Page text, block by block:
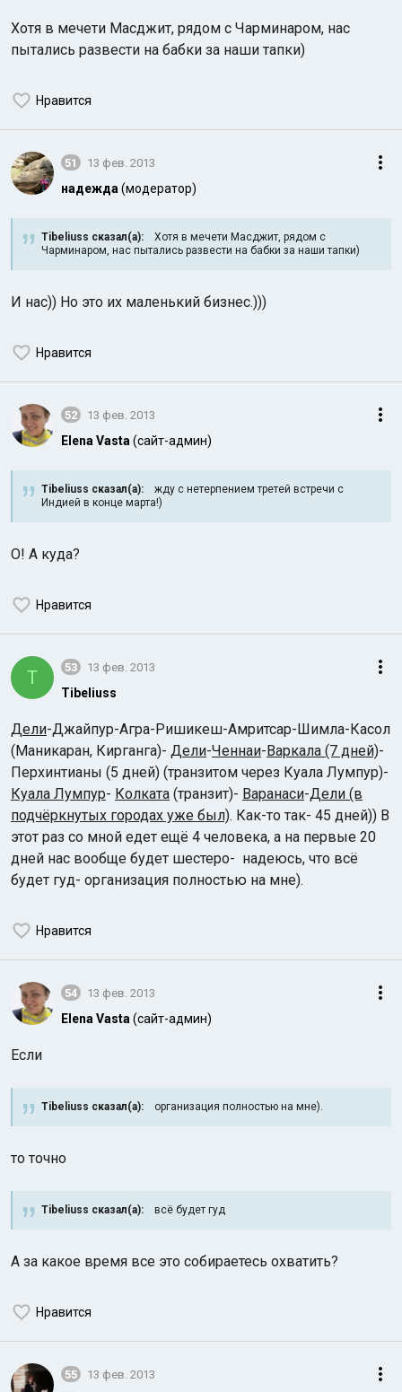
Хотя в мечети Масджит, рядом с Чарминаром, нас
пытались развести на бабки за наши тапки)
Нравится
51 13 фев. 2013
надежда (модератор)
Tibeliuss сказал(а): Хотя в мечети Масджит, рядом с
Чарминаром, нас пытались развести на бабки за наши тапки)
И нас)) Но это их маленький бизнес.)))
Нравится
52 13 фев. 2013
Elena Vasta (сайт-админ)
Tibeliuss сказал(а): жду с нетерпением третей встречи с
Индией в конце марта!)
О! А куда?
Нравится
T 53 13 фев. 2013
Tibeliuss
Дели-Джайпур-Агра-Ришикеш-Амритсар-Шимла-Касол
(Маникаран, Кирганга)- Дели-Ченнаи-Варкала (7 дней)-
Перхинтианы (5 дней) (транзитом через Куала Лумпур)-
Куала Лумпур- Колката (транзит)- Варанаси-Дели (в
подчёркнутых городах уже был). Как-то так- 45 дней)) В
этот раз со мной едет ещё 4 человека, а на первые 20
дней нас вообще будет шестеро- надеюсь, что всё
будет гуд- организация полностью на мне).
Нравится
54 13 фев. 2013
Elena Vasta (сайт-админ)
Если
Tibeliuss сказал(а): организация полностью на мне).
то точно
Tibeliuss сказал(а): всё будет гуд
А за какое время все это собираетесь охватить?
Нравится
55 13 фев. 2013